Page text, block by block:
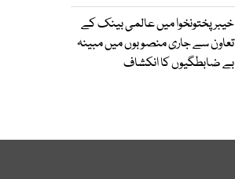
خیبرپختونخوا میں عالمی بینک کے
تعاون سے جاری منصوبوں میں مبینہ
بے ضابطگیوں کا انکشاف